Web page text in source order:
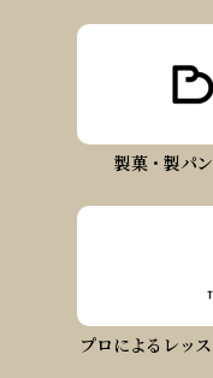
製菓・製パ
プロによるレッ